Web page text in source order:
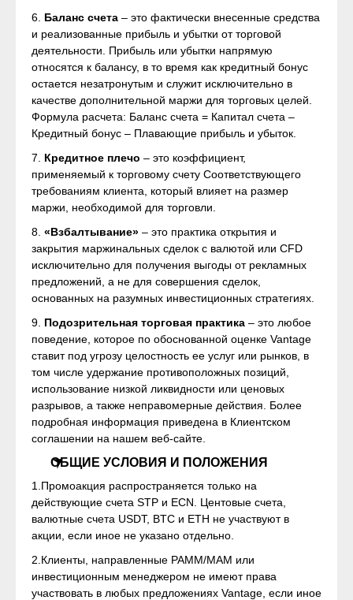
6. Баланс счета – это фактически внесенные средства
и реализованные прибыль и убытки от торговой
деятельности. Прибыль или убытки напрямую
относятся к балансу, в то время как кредитный бонус
остается незатронутым и служит исключительно в
качестве дополнительной маржи для торговых целей.
Формула расчета: Баланс счета = Капитал счета –
Кредитный бонус – Плавающие прибыль и убыток.
7. Кредитное плечо – это коэффициент,
применяемый к торговому счету Соответствующего
требованиям клиента, который влияет на размер
маржи, необходимой для торговли.
8. «Взбалтывание» – это практика открытия и
закрытия маржинальных сделок с валютой или CFD
исключительно для получения выгоды от рекламных
предложений, а не для совершения сделок,
основанных на разумных инвестиционных стратегиях.
9. Подозрительная торговая практика – это любое
поведение, которое по обоснованной оценке Vantage
ставит под угрозу целостность ее услуг или рынков, в
том числе удержание противоположных позиций,
использование низкой ликвидности или ценовых
разрывов, а также неправомерные действия. Более
подробная информация приведена в Клиентском
соглашении на нашем веб-сайте.
ОБЩИЕ УСЛОВИЯ И ПОЛОЖЕНИЯ
1.Промоакция распространяется только на
действующие счета STP и ECN. Центовые счета,
валютные счета USDT, BTC и ETH не участвуют в
акции, если иное не указано отдельно.
2.Клиенты, направленные PAMM/MAM или
инвестиционным менеджером не имеют права
участвовать в любых предложениях Vantage, если иное